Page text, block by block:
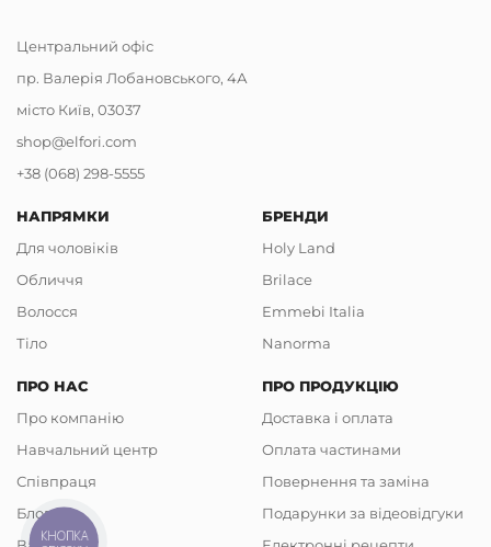
Центральний офіс
пр. Валерія Лобановського, 4А
місто Київ, 03037
shop@elfori.com
+38 (068) 298-5555
НАПРЯМКИ
Для чоловіків
Обличчя
Волосся
Тіло
БРЕНДИ
Holy Land
Brilace
Emmebi Italia
Nanorma
ПРО НАС
Про компанію
Навчальний центр
Співпраця
Блог
ПРО ПРОДУКЦІЮ
Доставка і оплата
Оплата частинами
Повернення та заміна
Подарунки за відеовідгуки
КНОПКА